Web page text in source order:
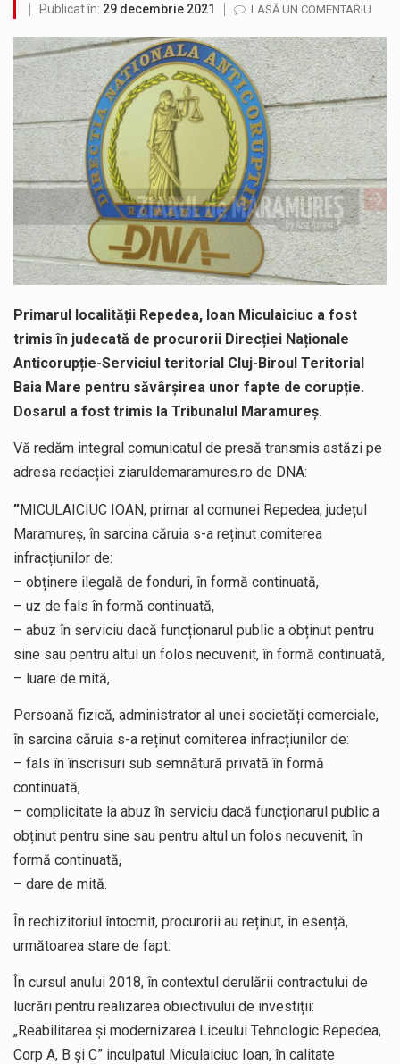
Vremea va fi caniculară. Disconfortul termic va fi accentuat, iar indicele temperatură-umezeală (ITU) va depăși pragul critic de 80 de…
COD GALBEN. Interval de valabilitate: 07 august, ora 12.00 – 07 august, ora 23.00 / Fenomene vizate: instabilitate atmosferică, intensificări…
Proiectul de lege privind Strategia națională pentru conservarea biodiversității a fost din nou dezbătut ieri și în final adoptat de…
Pe scurt. Statuia lui PINTEA VITEAZU din fața Jandarmeriei Maramures a ajuns să fie zilele acestea mărul discordiei între administrații.…
Noile statii de călători, achizitionate la preț de garsonieră per bucată, dezamăgesc total cetățenii care folosesc mijloacele de transport în…
Publicat în: 29 decembrie 2021 LASĂ UN COMENTARIU
Primarul localității Repedea, Ioan Miculaiciuc a fost
trimis în judecată de procurorii Direcției Naționale
Anticorupție-Serviciul teritorial Cluj-Biroul Teritorial
Baia Mare pentru săvârșirea unor fapte de corupție.
Dosarul a fost trimis la Tribunalul Maramureș.
Vă redăm integral comunicatul de presă transmis astăzi pe
adresa redacției ziaruldemaramures.ro de DNA:
”MICULAICIUC IOAN, primar al comunei Repedea, județul
Maramureș, în sarcina căruia s-a reținut comiterea
infracțiunilor de:
– obținere ilegală de fonduri, în formă continuată,
– uz de fals în formă continuată,
– abuz în serviciu dacă funcționarul public a obținut pentru
sine sau pentru altul un folos necuvenit, în formă continuată,
– luare de mită,
Persoană fizică, administrator al unei societăți comerciale,
în sarcina căruia s-a reținut comiterea infracțiunilor de:
– fals în înscrisuri sub semnătură privată în formă
continuată,
– complicitate la abuz în serviciu dacă funcționarul public a
obținut pentru sine sau pentru altul un folos necuvenit, în
formă continuată,
– dare de mită.
În rechizitoriul întocmit, procurorii au reținut, în esență,
următoarea stare de fapt:
În cursul anului 2018, în contextul derulării contractului de
lucrări pentru realizarea obiectivului de investiții:
„Reabilitarea și modernizarea Liceului Tehnologic Repedea,
Corp A, B și C” inculpatul Miculaiciuc Ioan, în calitate